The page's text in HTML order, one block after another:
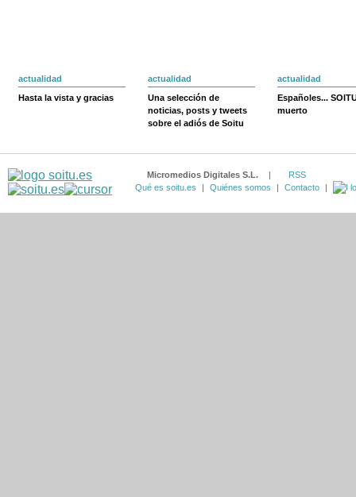
actualidad
Hasta la vista y gracias
actualidad
Una selección de
noticias, posts y tweets
sobre el adiós de Soitu
actualidad
Españoles...
muerto
Micromedios Digitales S.L. |
RSS
Qué es soitu.es
| Quiénes somos | Contacto |